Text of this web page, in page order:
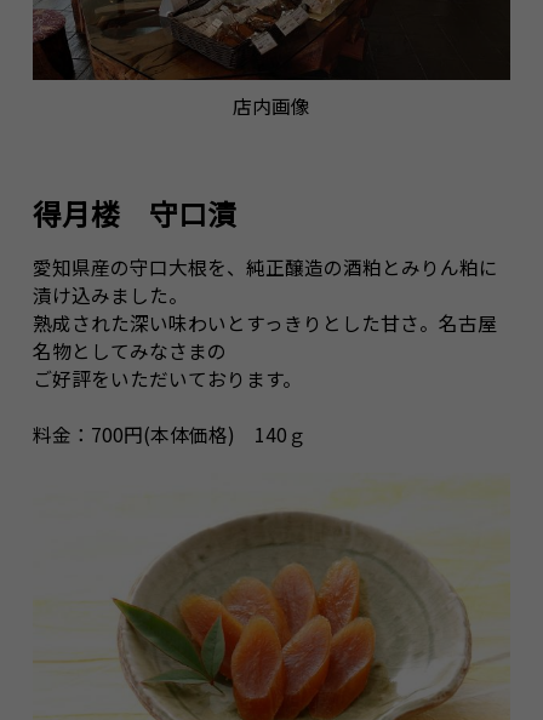
店内画像
得月楼 守口漬
愛知県産の守口大根を、純正醸造の酒粕とみりん粕に
漬け込みました。
熟成された深い味わいとすっきりとした甘さ。名古屋
名物としてみなさまの
ご好評をいただいております。
料金：700円(本体価格) 140ｇ